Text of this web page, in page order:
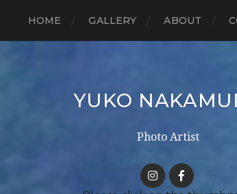
HOME GALLERY ABOUT
YUKO
Photo Artist